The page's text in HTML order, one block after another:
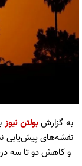
به گزارشبولتن نیوز
و کاهش دو تا سه